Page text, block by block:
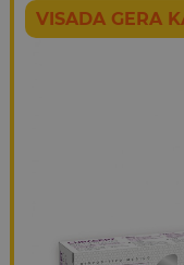
VISADA GERA